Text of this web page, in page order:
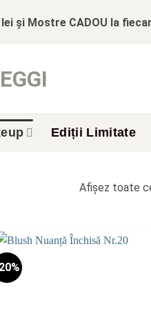
și Mostre CADOU la
Ediții Limitate
Afișez toate